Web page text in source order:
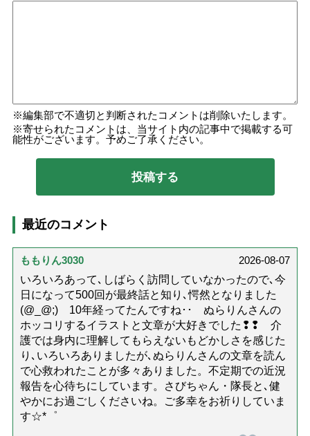
編集部で不適切と判断されたコメントは削除いたします。
寄せられたコメントは、当サイト内の記事中で掲載する可
能性がございます。予めご了承ください。
最近のコメント
ももりん3030
2026-08-07
いろいろあって､しばらく訪問していなかったので､今
日になって500回が最終話と知り､愕然となりました
(@_@;) 10年経ってたんですね･･ ぬらりんさんの
ホッコリするイラストと文章が大好きでした❢❢ 介
護では身内に理解してもらえないもどかしさを感じた
り､いろいろありましたが､ぬらりんさんの文章を読ん
で心救われたことが多々ありました。不定期での近況
報告を心待ちにしています。さびちゃん・隊長と､健
やかにお過ごしくださいね。ご多幸をお祈りしていま
す☆*゜